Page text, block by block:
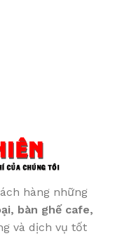
hàng những
, bàn ghế cafe,
và dịch vụ tốt